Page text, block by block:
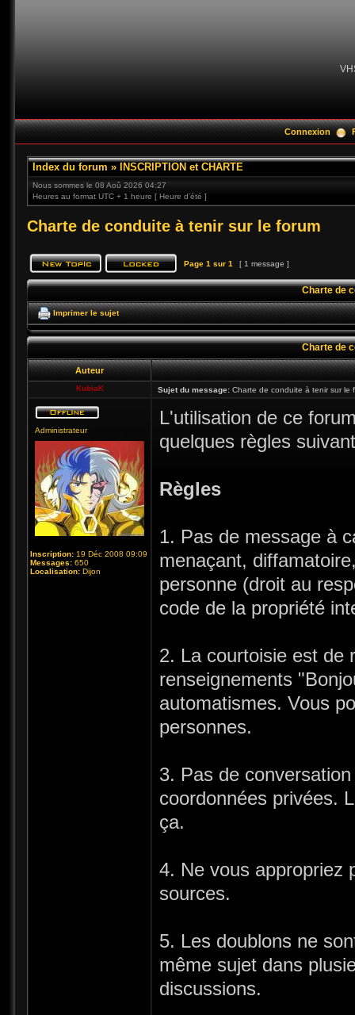
Connexion
Index du forum » INSCRIPTION et CHARTE
Nous sommes le 08 Aoû 2026 04:27
Heures au format UTC + 1 heure [ Heure d’été ]
Charte de conduite à tenir sur le forum
Page 1 sur 1 [ 1 message ]
Charte de
Imprimer le sujet
Charte de
Auteur
KubiaK Sujet du message: Charte de conduite à tenir sur le
Administrateur
Inscription: 19 Déc 2008 09:09
Messages: 650
Localisation: Dijon
L'utilisation de ce
quelques règles
Règles
1. Pas de message à
menaçant,
personne (droit au
code de la propriété
2. La courtoisie est de
renseignements
automatismes. Vous
personnes.
3. Pas de
coordonnées privées.
ça.
4. Ne vous appropriez
sources.
5. Les doublons ne
même sujet dans
discussions.